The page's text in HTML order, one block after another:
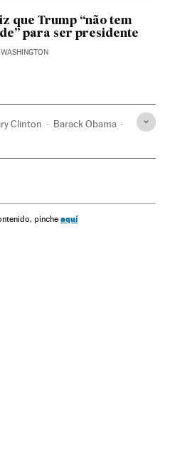
que Trump “não tem
para ser presidente
Clinton Barack Obama
pinche aquí